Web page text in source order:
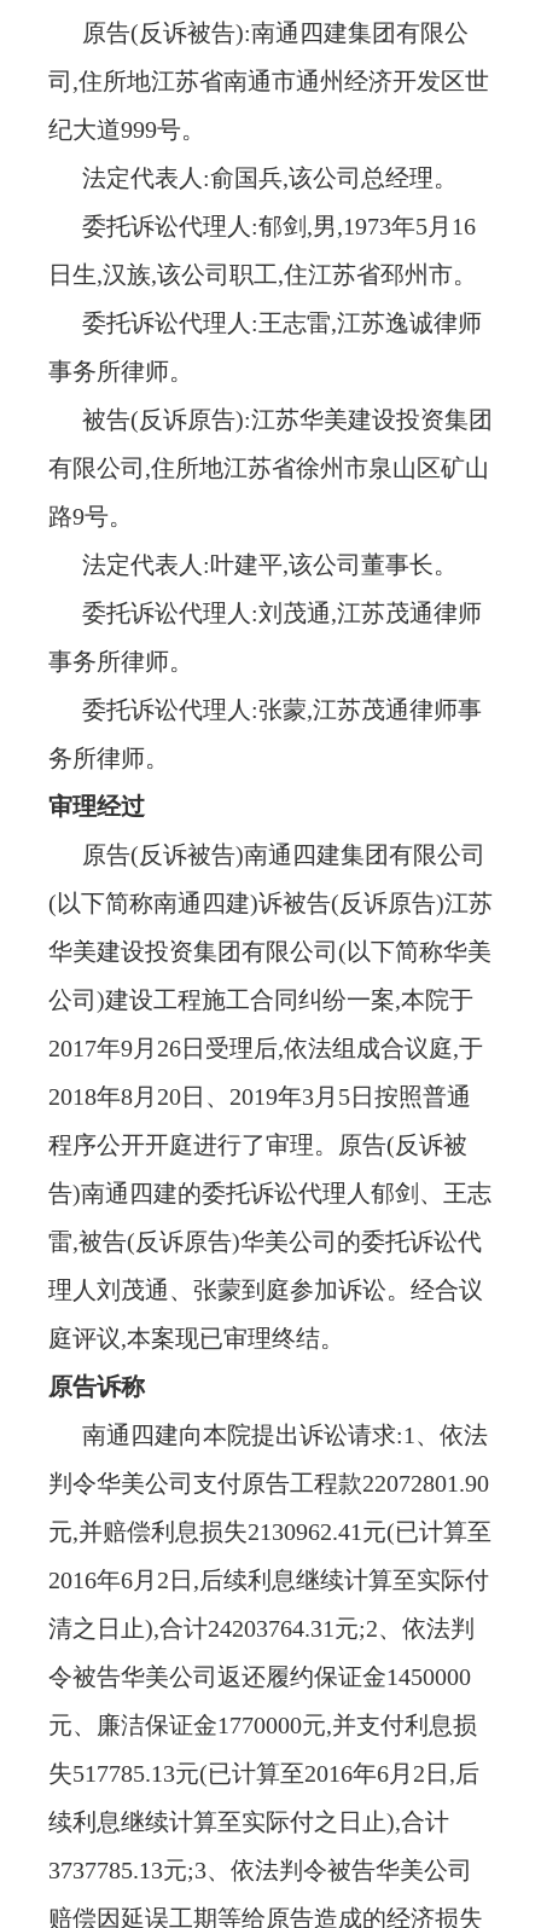
原告(反诉被告):南通四建集团有限公
司,住所地江苏省南通市通州经济开发区世
纪大道999号。
法定代表人 :俞国兵,该公司总经理。
委托诉讼代理人 :郁剑,男,1973年5月16
日生,汉族,该公司职工,住江苏省邳州市。
委托诉讼代理人 :王志雷,江苏逸诚律师
事务所律师。
被告(反诉原告):江苏华美建设投资集团
有限公司,住所地江苏省徐州市泉山区矿山
路9号。
法定代表人 :叶建平,该公司董事长。
委托诉讼代理人 :刘茂通,江苏茂通律师
事务所律师。
委托诉讼代理人 :张蒙,江苏茂通律师事
务所律师。
审理经过
原告(反诉被告)南通四建集团有限公司
(以下简称南通四建)诉被告(反诉原告)江苏
华美建设投资集团有限公司(以下简称华美
公司)建设工程施工合同纠纷一案,本院于
2017年9月26日受理后,依法组成合议庭,于
2018年8月20日、2019年3月5日按照普通
程序公开开庭进行了审理。原告(反诉被
告)南通四建的委托诉讼代理人郁剑、王志
雷,被告(反诉原告)华美公司的委托诉讼代
理人刘茂通、张蒙到庭参加诉讼。经合议
庭评议,本案现已审理终结。
原告诉称
南通四建向本院提出诉讼请求:1、依法
判令华美公司支付原告工程款22072801.90
元,并赔偿利息损失2130962.41元(已计算至
2016年6月2日,后续利息继续计算至实际付
清之日止),合计24203764.31元;2、依法判
令被告华美公司返还履约保证金1450000
元、廉洁保证金1770000元,并支付利息损
失517785.13元(已计算至2016年6月2日,后
续利息继续计算至实际付之日止),合计
3737785.13元;3、依法判令被告华美公司
赔偿因延误工期等给原告造成的经济损失